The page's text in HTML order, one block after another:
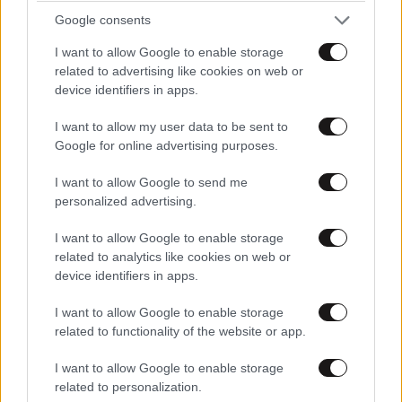
Google consents
I want to allow Google to enable storage
related to advertising like cookies on web or
device identifiers in apps.
I want to allow my user data to be sent to
Google for online advertising purposes.
I want to allow Google to send me
personalized advertising.
I want to allow Google to enable storage
related to analytics like cookies on web or
device identifiers in apps.
I want to allow Google to enable storage
related to functionality of the website or app.
I want to allow Google to enable storage
related to personalization.
Διαβάστε και ακολουθήστε τους κανόνες σχολιασμού
IL 13·06·2011 12:26